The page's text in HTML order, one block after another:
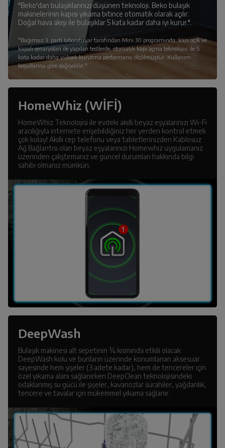
"Beko'dan bulaşıklarınızı düşünen teknoloji. Beko bulaşık
makinelerinin kapısı yıkama bitince otomatik olarak açılır.
Doğal hava akışı ile bulaşıklar 5 kata kadar daha iyi kurur.".
"Bağımsız 3. parti laboratuvar tarafından Mini 30 programında, kapı açık ve
kapalı senaryoları ile yapılan testlerde, otomatik kapı açma teknolojisi ile 5
kata kadar daha yüksek kurutma performansı ölçülmüştür. Kullanım
koşullarına göre değişebilir."
HomeWhiz (WİFİ)
HomeWhiz Teknolojisi ile evdeki akıllı beyaz eşyalarınızı Wi-Fi
aracılığıyla internete erişebildiğiniz her yerden kontrol etmek
çok kolay! Akıllı cep telefonu veya tabletlerinizden Kablosuz
Ağ Bağlantısı olan beyaz eşyalarınızı Homewhiz uygulamanız
üzerinden çalıştırmanız ve güncel durumları hakkında bilgi
sahibi olmanız mümkün.
DeepWash
Bulaşık makinesi alt sepetinin ¼ kısmında etkili olacak
DeepWash kolu ve bunların üzerinde konumlanan aksesuar
sayesinde hem şişeler (3 adete kadar), hem de tencereler için
özel yıkama alanı sağlanırken DeepClean teknolojisindeki
odaklanmış su gücü ile şişeler, kavanozlar sürahiler, yağdanlık,
tencere ve tavalar için mükemmel yıkama sağlanır.